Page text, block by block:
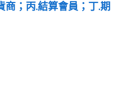
商；丙.結算會員；丁.期